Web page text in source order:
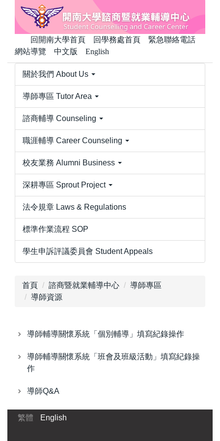
回開南大學首頁 回學務處首頁
緊急聯絡電話
網站導覽
中文版 English
關於我們 About Us
導師專區 Tutor Area
諮商輔導 Counseling
職涯輔導 Career Counseling
校友業務 Alumni Business
深耕專區 Sprout Project
法令規章 Laws & Regulations
標準作業流程 SOP
學生申訴評議委員會 Student Appeals
首頁 諮商暨就業輔導中心
導師專區
導師資源
導師輔導關懷系統「個別輔導」填寫紀錄操作
導師輔導關懷系統「班會及班級活動」填寫紀錄操
作
導師Q&A
繁體 English